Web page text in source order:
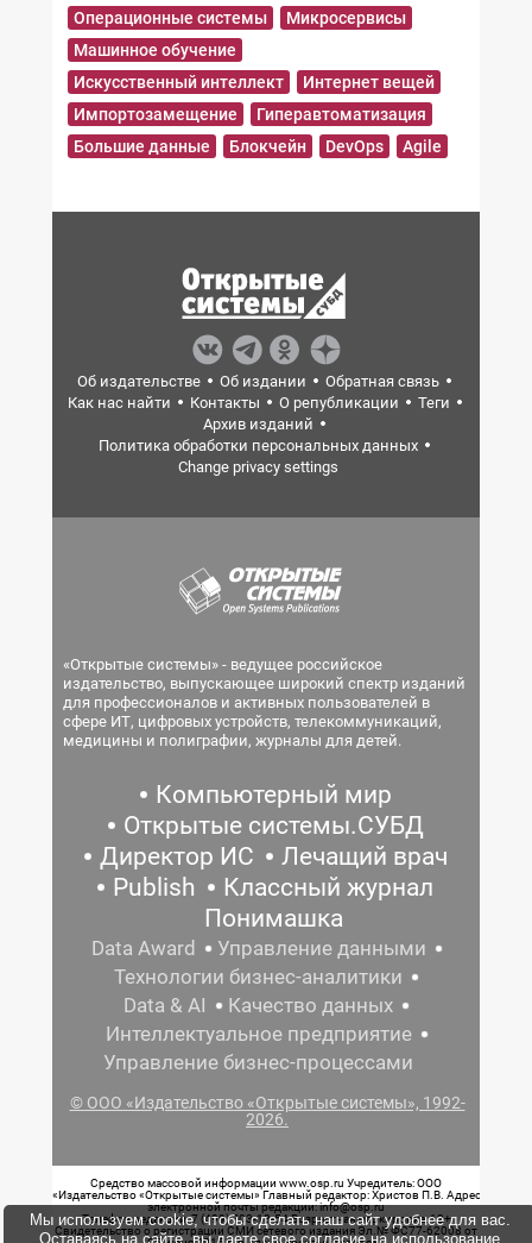
Операционные системы
Микросервисы
Машинное обучение
Искусственный интеллект
Интернет вещей
Импортозамещение
Гиперавтоматизация
Большие данные
Блокчейн DevOps Agile
Об издательстве Об издании
Обратная связь
Как нас найти
Контакты О републикации
Теги
Архив изданий
Политика обработки персональных данных
Change privacy settings
«Открытые системы» - ведущее российское
издательство, выпускающее широкий спектр изданий
для профессионалов и активных пользователей в
сфере ИТ, цифровых устройств, телекоммуникаций,
медицины и полиграфии, журналы для детей.
Компьютерный мир
Открытые системы.СУБД
Директор ИС
Лечащий врач
Publish
Классный журнал
Понимашка
Data Award
Управление данными
Технологии бизнес-аналитики
Data & AI
Качество данных
Интеллектуальное предприятие
Управление бизнес-процессами
© ООО «Издательство «Открытые системы», 1992-
2026.
Средство массовой информации www.osp.ru Учредитель: ООО
«Издательство «Открытые системы» Главный редактор: Христов П.В. Адрес
электронной почты редакции: info@osp.ru
Телефон редакции: 7 (499) 703-18-54 Возрастная маркировка: 12+
Свидетельство о регистрации СМИ сетевого издания Эл.№ ФС77-62008 от
Мы используем cookie, чтобы сделать наш сайт удобнее для вас.
Оставаясь на сайте, вы даете свое согласие на использование